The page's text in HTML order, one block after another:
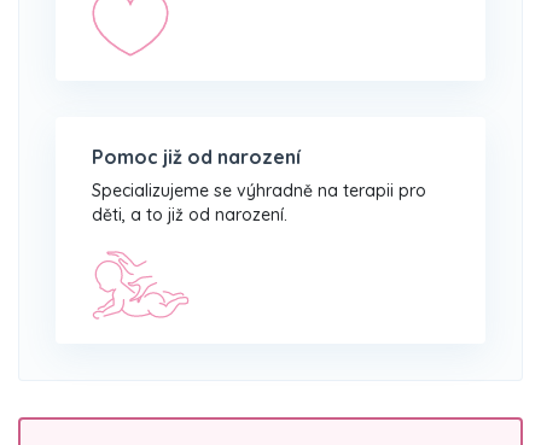
Pomoc již od narození
Specializujeme se výhradně na terapii pro
děti, a to již od narození.